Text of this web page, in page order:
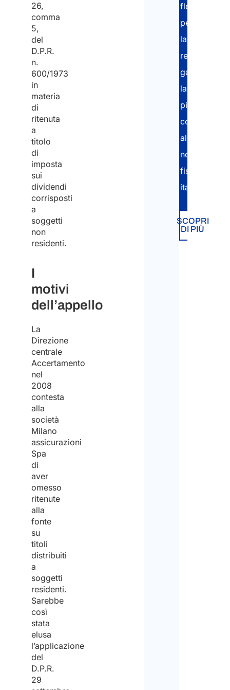
26,
comma
5,
del
D.P.R.
n.
600/1973
in
materia
di
ritenuta
a
titolo
di
imposta
sui
dividendi
corrisposti
a
soggetti
non
residenti.
I
motivi
dell’appello
La
Direzione
centrale
Accertamento
nel
2008
contesta
alla
società
Milano
assicurazioni
Spa
di
aver
omesso
ritenute
alla
fonte
su
titoli
distribuiti
a
soggetti
residenti.
Sarebbe
così
stata
elusa
l’applicazione
del
D.P.R.
29
flessibili
per
la
redazione,
garantendo
la
piena
conformità
alla
normativa
fiscale
italiana.
SCOPRI
DI PIÙ